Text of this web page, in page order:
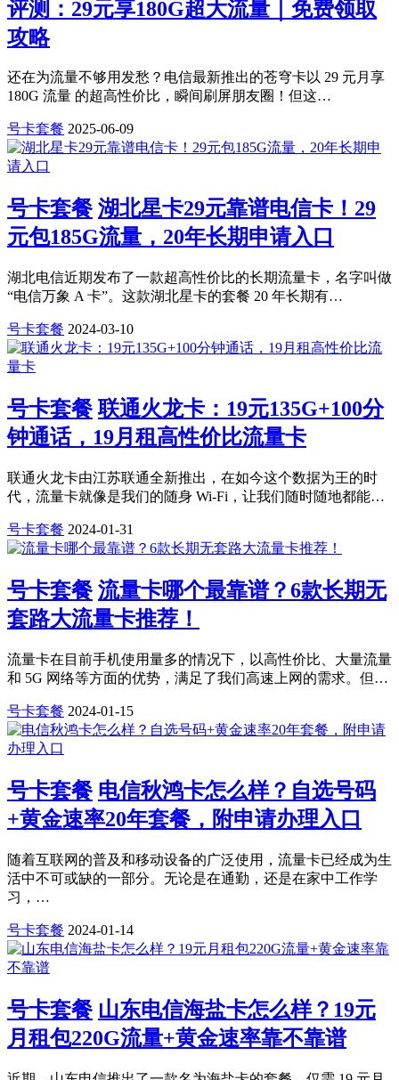
评测：29元享180G超大流量｜免费领取
攻略
还在为流量不够用发愁？电信最新推出的苍穹卡以 29 元月享
180G 流量 的超高性价比，瞬间刷屏朋友圈！但这…
号卡套餐 2025-06-09
号卡套餐 湖北星卡29元靠谱电信卡！29
元包185G流量，20年长期申请入口
湖北电信近期发布了一款超高性价比的长期流量卡，名字叫做
“电信万象 A 卡”。这款湖北星卡的套餐 20 年长期有…
号卡套餐 2024-03-10
号卡套餐 联通火龙卡：19元135G+100分
钟通话，19月租高性价比流量卡
联通火龙卡由江苏联通全新推出，在如今这个数据为王的时
代，流量卡就像是我们的随身 Wi-Fi，让我们随时随地都能…
号卡套餐 2024-01-31
号卡套餐 流量卡哪个最靠谱？6款长期无
套路大流量卡推荐！
流量卡在目前手机使用量多的情况下，以高性价比、大量流量
和 5G 网络等方面的优势，满足了我们高速上网的需求。但…
号卡套餐 2024-01-15
号卡套餐 电信秋鸿卡怎么样？自选号码
+黄金速率20年套餐，附申请办理入口
随着互联网的普及和移动设备的广泛使用，流量卡已经成为生
活中不可或缺的一部分。无论是在通勤，还是在家中工作学
习，…
号卡套餐 2024-01-14
号卡套餐 山东电信海盐卡怎么样？19元
月租包220G流量+黄金速率靠不靠谱